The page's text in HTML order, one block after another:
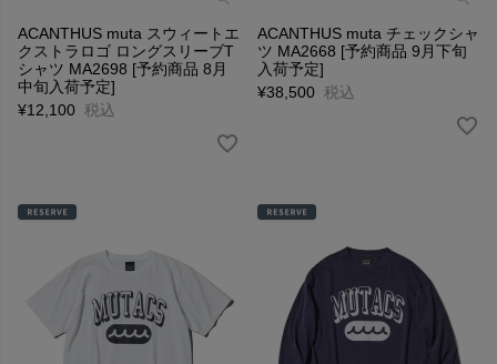
ACANTHUS muta スウィートエ
クストラロゴ ロングスリーブT
シャツ MA2698 [予約商品 8月
中旬入荷予定]
¥12,100 税込
ACANTHUS muta チェックシャ
ツ MA2668 [予約商品 9月下旬
入荷予定]
¥38,500 税込